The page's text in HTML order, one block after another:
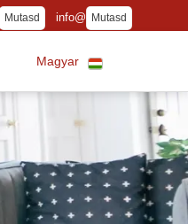
Mutasd info@ Mutasd
Magyar